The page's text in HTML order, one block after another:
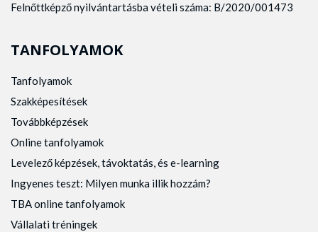
Felnőttképző nyilvántartásba vételi száma: B/2020/001473
TANFOLYAMOK
Tanfolyamok
Szakképesítések
Továbbképzések
Online tanfolyamok
Levelező képzések, távoktatás, és e-learning
Ingyenes teszt: Milyen munka illik hozzám?
TBA online tanfolyamok
Vállalati tréningek